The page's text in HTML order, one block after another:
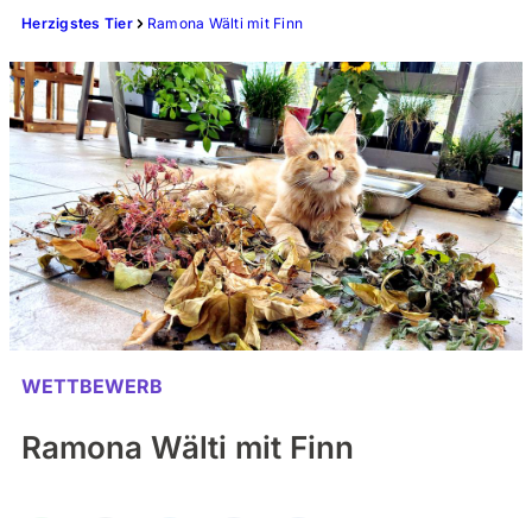
Herzigstes Tier Ramona Wälti mit Finn
WETTBEWERB
Ramona Wälti mit Finn